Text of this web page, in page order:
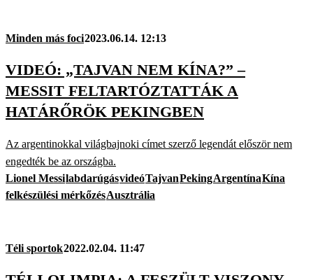
Minden más foci2023.06.14. 12:13
VIDEÓ: „TAJVAN NEM KÍNA?” –
MESSIT FELTARTÓZTATTÁK A
HATÁRŐRÖK PEKINGBEN
Az argentinokkal világbajnoki címet szerző legendát először nem
engedték be az országba.
Lionel MessilabdarúgásvideóTajvanPekingArgentínaKína
felkészülési mérkőzésAusztrália
Téli sportok2022.02.04. 11:47